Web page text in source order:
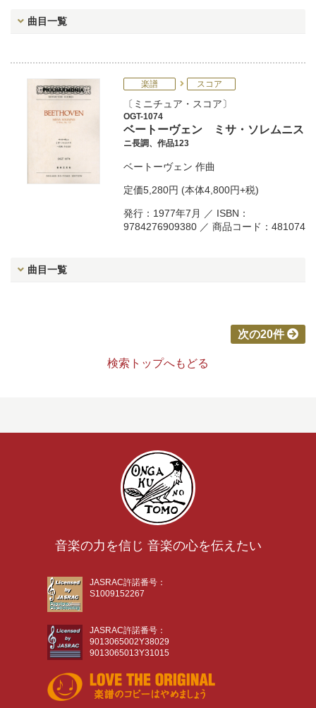
曲目一覧
楽譜 スコア
ミニチュア・スコア
OGT-1074
ベートーヴェン ミサ・ソレムニス
ニ長調、作品123
ベートーヴェン 作曲
定価5,280円 (本体4,800円+税)
発行：1977年7月 ／ ISBN：
9784276909380 ／ 商品コード：481074
曲目一覧
次の20件
検索トップへもどる
音楽の力を信じ 音楽の心を伝えたい
JASRAC許諾番号：
S1009152267
JASRAC許諾番号：
9013065002Y38029
9013065013Y31015